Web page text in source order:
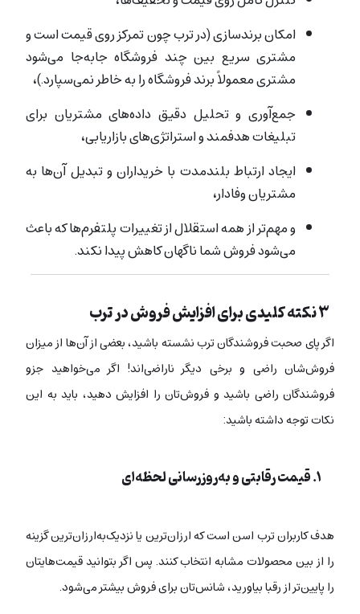
امکان برندسازی (در ترب چون تمرکز روی قیمت است و
مشتری سریع بین چند فروشگاه جابه‌جا می‌شود
مشتری معمولاً برند فروشگاه را به خاطر نمی‌سپارد.)،
جمع‌آوری و تحلیل دقیق داده‌های مشتریان برای
تبلیغات هدفمند و استراتژی‌های بازاریابی،
ایجاد ارتباط بلندمدت با خریداران و تبدیل آن‌ها به
مشتریان وفادار،
و مهم‌تر از همه استقلال از تغییرات پلتفرم‌ها که باعث
می‌شود فروش شما ناگهان کاهش پیدا نکند.
۳ نکته کلیدی برای افزایش فروش در ترب
اگر پای صحبت فروشندگان ترب نشسته باشید، بعضی از آن‌‌ها از میزان
فروش‌شان راضی و برخی دیگر ناراضی‌اند! اگر می‌خواهید جزو
فروشندگان راضی باشید و فروش‌تان را افزایش دهید، باید به این
نکات توجه داشته باشید:
۱. قیمت رقابتی و به‌روزرسانی لحظه‌ای
هدف کاربران ترب اسن است که ارزان‌ترین یا نزدیک‌به‌ارزان‌ترین گزینه
را از بین محصولات مشابه انتخاب کنند. پس اگر بتوانید قیمت‌هایتان
را پایین‌تر از رقبا بیاورید، شانس‌تان برای فروش بیشتر می‌شود.